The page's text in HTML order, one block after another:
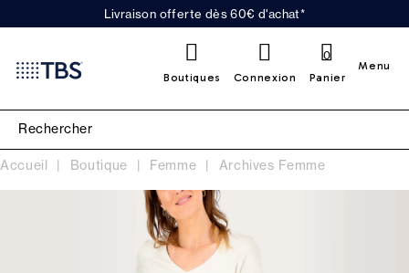
Livraison offerte dès 60€ d'achat*
Boutiques Connexion Panier
0
Menu
Accueil Boutique Femme Archives Femme